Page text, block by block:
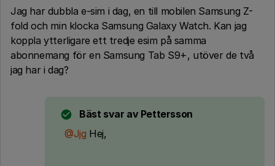
Jag har dubbla e-sim i dag, en till mobilen Samsung Z-
fold och min klocka Samsung Galaxy Watch. Kan jag
koppla ytterligare ett tredje esim på samma
abonnemang för en Samsung Tab S9+, utöver de två
jag har i dag?
Bäst svar av Pettersson
@Jjg Hej,